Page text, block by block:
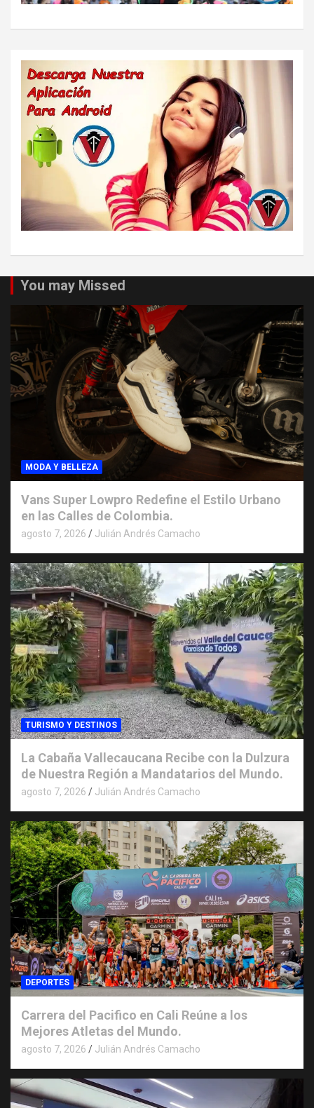
You may Missed
MODA Y BELLEZA
Vans Super Lowpro Redefine el Estilo Urbano
en las Calles de Colombia.
agosto 7, 2026 Julián Andrés Camacho
TURISMO Y DESTINOS
La Cabaña Vallecaucana Recibe con la Dulzura
de Nuestra Región a Mandatarios del Mundo.
agosto 7, 2026 Julián Andrés Camacho
DEPORTES
Carrera del Pacifico en Cali Reúne a los
Mejores Atletas del Mundo.
agosto 7, 2026 Julián Andrés Camacho